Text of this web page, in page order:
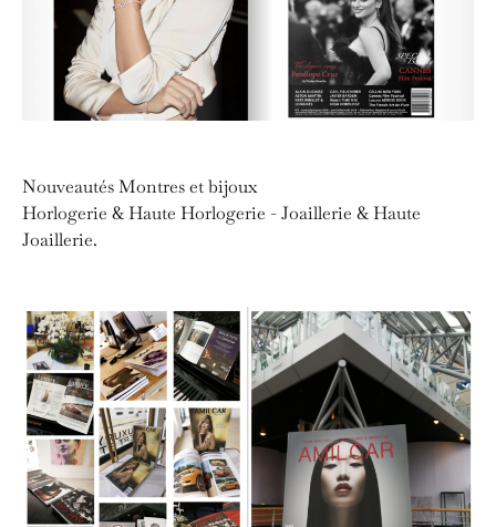
Nouveautés Montres et bijoux
Horlogerie & Haute Horlogerie - Joaillerie & Haute
Joaillerie.